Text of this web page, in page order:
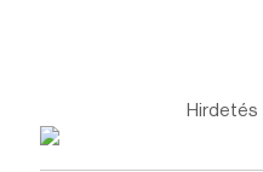
Hirdetés